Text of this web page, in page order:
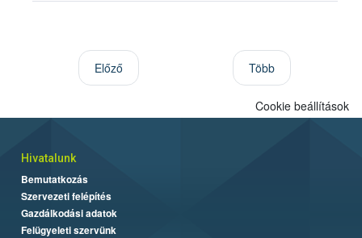
Előző Több
Cookie beállítások
Hivatalunk
Bemutatkozás
Szervezeti felépítés
Gazdálkodási adatok
Felügyeleti szervünk